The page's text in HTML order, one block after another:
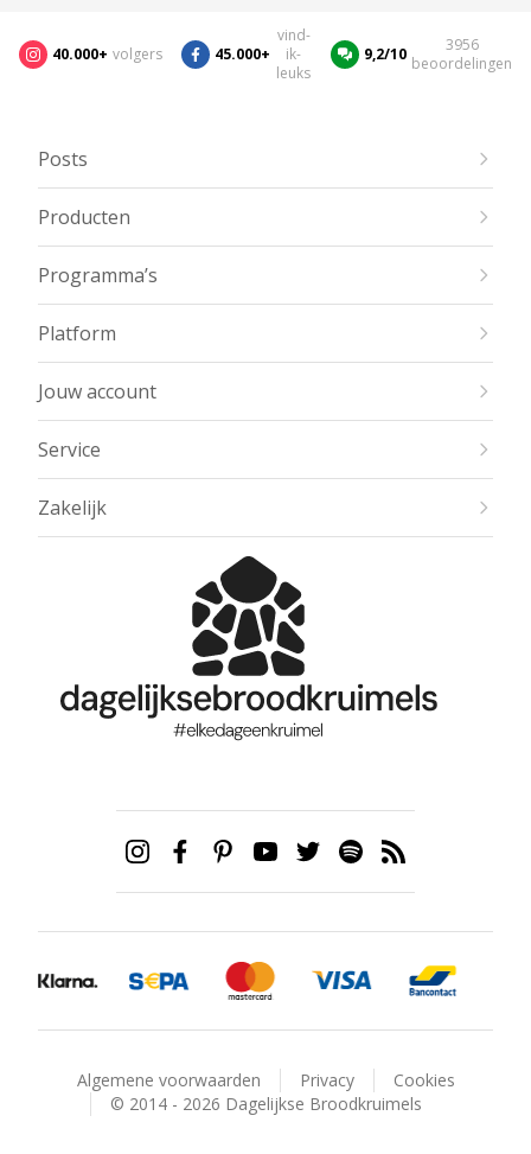
40.000+ volgers 45.000+
vind-
ik-
leuks
9,2/10
3956
beoordelingen
Posts
Producten
Programma’s
Platform
Jouw account
Service
Zakelijk
Algemene voorwaarden Privacy
Cookies
© 2014 - 2026 Dagelijkse Broodkruimels